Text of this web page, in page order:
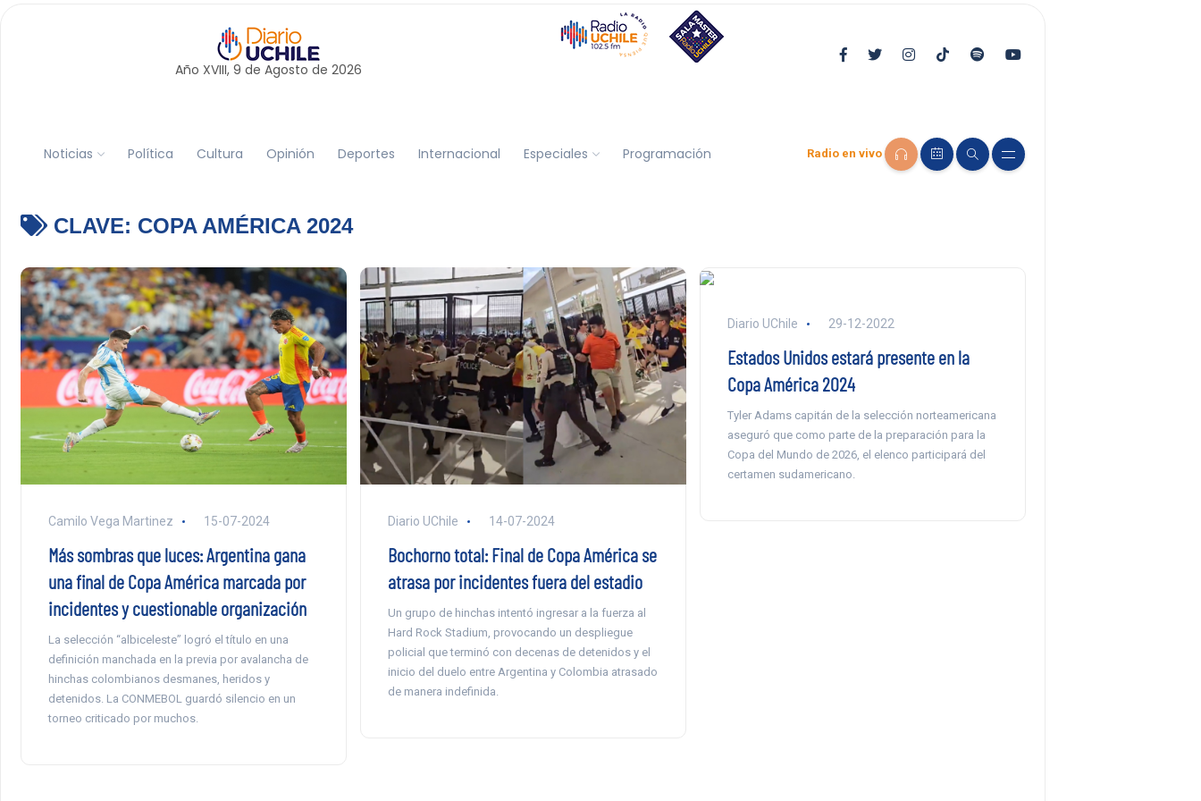
Año XVIII, 9 de Agosto de 2026
Noticias Política Cultura Opinión Deportes Internacional Especiales Programación Radio en vivo
CLAVE: COPA AMÉRICA 2024
Camilo Vega Martinez 15-07-2024
Más sombras que luces: Argentina gana
una final de Copa América marcada por
incidentes y cuestionable organización
La selección “albiceleste” logró el título en una
definición manchada en la previa por avalancha de
hinchas colombianos desmanes, heridos y
detenidos. La CONMEBOL guardó silencio en un
torneo criticado por muchos.
Diario UChile 14-07-2024
Bochorno total: Final de Copa América se
atrasa por incidentes fuera del estadio
Un grupo de hinchas intentó ingresar a la fuerza al
Hard Rock Stadium, provocando un despliegue
policial que terminó con decenas de detenidos y el
inicio del duelo entre Argentina y Colombia atrasado
de manera indefinida.
Diario UChile 29-12-2022
Estados Unidos estará presente en la
Copa América 2024
Tyler Adams capitán de la selección norteamericana
aseguró que como parte de la preparación para la
Copa del Mundo de 2026, el elenco participará del
certamen sudamericano.